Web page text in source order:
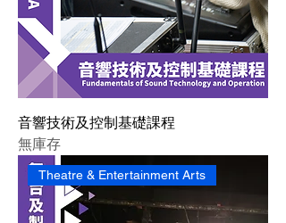
音響技術及控制基礎課程
無庫存
Theatre & Entertainment Arts